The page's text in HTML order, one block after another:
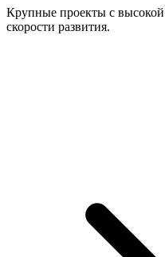
Крупные проекты с
скорости развития.